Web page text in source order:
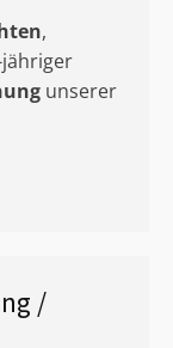
,
unserer
/